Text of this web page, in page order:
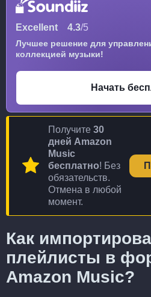
Excellent 4.3/5
Лучшее решение для
коллекцией музыки!
Начать
Получите 30
дней Amazon
Music
бесплатно! Без
обязательств.
Отмена в любой
момент.
Как
плейлисты в
Amazon Music?